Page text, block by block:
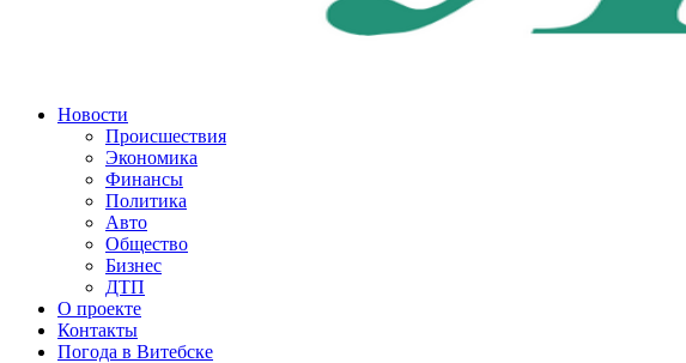
Новости
Происшествия
Экономика
Финансы
Политика
Авто
Общество
Бизнес
ДТП
О проекте
Контакты
Погода в Витебске